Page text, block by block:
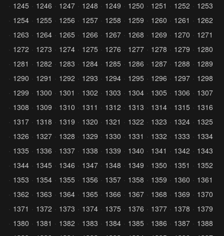
1245
1246 1247 1248 1249 1250 1251 1252
1253
1254
1255 1256 1257 1258 1259 1260 1261
1262
1263
1264 1265 1266 1267 1268 1269 1270
1271
1272
1273 1274 1275 1276 1277 1278 1279
1280
1281
1282 1283 1284 1285 1286 1287 1288
1289
1290
1291 1292 1293 1294 1295 1296 1297
1298
1299
1300 1301 1302 1303 1304 1305 1306
1307
1308
1309 1310 1311 1312 1313 1314 1315
1316
1317
1318 1319 1320 1321 1322 1323 1324
1325
1326
1327 1328 1329 1330 1331 1332 1333
1334
1335
1336 1337 1338 1339 1340 1341 1342
1343
1344
1345 1346 1347 1348 1349 1350 1351
1352
1353
1354 1355 1356 1357 1358 1359 1360
1361
1362
1363 1364 1365 1366 1367 1368 1369
1370
1371
1372 1373 1374 1375 1376 1377 1378
1379
1380
1381 1382 1383 1384 1385 1386 1387
1388